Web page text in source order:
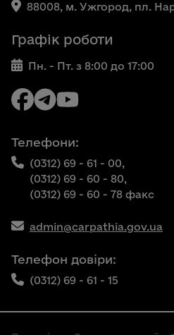
88008, м. Ужгород, пл.
Графік роботи
Пн. - Пт. з 8:00 до 17:00
Телефони:
(0312) 69 - 61 - 00,
(0312) 69 - 60 - 80,
(0312) 69 - 60 - 78 факс
admin@carpathia.gov.ua
Телефон довіри:
(0312) 69 - 61 - 15